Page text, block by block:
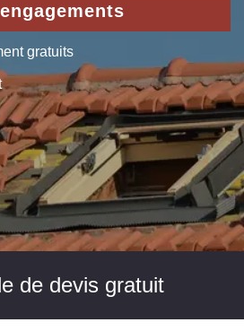
gratuits
de devis gratuit